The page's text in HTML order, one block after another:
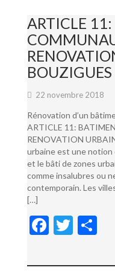
ARTICLE
BOUZIGUES
22 novembre 2018
Rénovation d’un
ARTICLE 11:
RENOVATION
urbaine est une notion
et le bâti de zones
comme insalubres ou
contemporain. Les
[…]
F
e
T
itt ta